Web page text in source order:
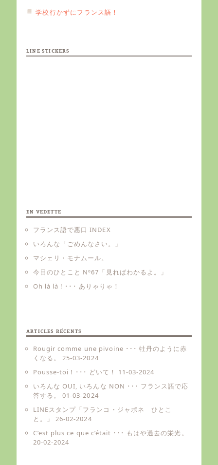
学校行かずにフランス語！
LINE STICKERS
EN VEDETTE
フランス語で悪口 INDEX
いろんな「ごめんなさい。」
マシェリ・モナムール。
今日のひとこと Nº67「見ればわかるよ。」
Oh là là ! ･･･ ありゃりゃ！
ARTICLES RÉCENTS
Rougir comme une pivoine ･･･ 牡丹のように赤
くなる。
25-03-2024
Pousse-toi ! ･･･ どいて！
11-03-2024
いろんな OUI, いろんな NON ･･･ フランス語で応
答する。
01-03-2024
LINEスタンプ「フランコ・ジャポネ ひとこ
と。」
26-02-2024
C’est plus ce que c’était ･･･ もはや過去の栄光。
20-02-2024